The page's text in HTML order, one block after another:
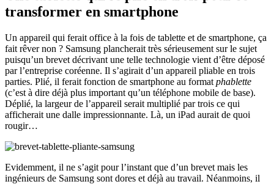
transformer en smartphone
Un appareil qui ferait office à la fois de tablette et de smartphone, ça
fait rêver non ? Samsung plancherait très sérieusement sur le sujet
puisqu’un brevet décrivant une telle technologie vient d’être déposé
par l’entreprise coréenne. Il s’agirait d’un appareil pliable en trois
parties. Plié, il ferait fonction de smartphone au format phablette
(c’est à dire déjà plus important qu’un téléphone mobile de base).
Déplié, la largeur de l’appareil serait multiplié par trois ce qui
afficherait une dalle impressionnante. Là, un iPad aurait de quoi
rougir…
Evidemment, il ne s’agit pour l’instant que d’un brevet mais les
ingénieurs de Samsung sont dores et déjà au travail. Néanmoins, il